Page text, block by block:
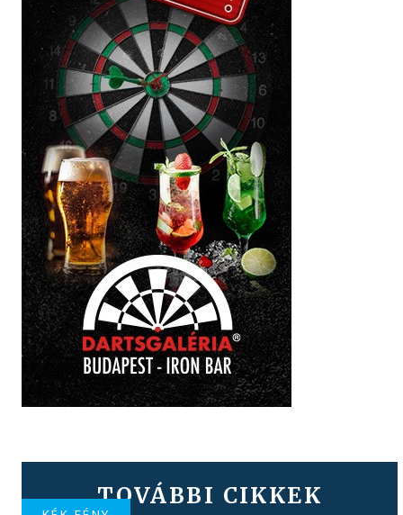
TOVÁBBI CIKKEK